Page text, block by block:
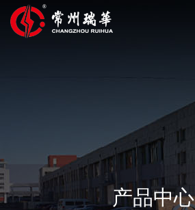
产品中心